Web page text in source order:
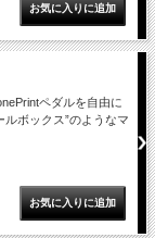
ペダルを自由に
ボックス”のようなマ